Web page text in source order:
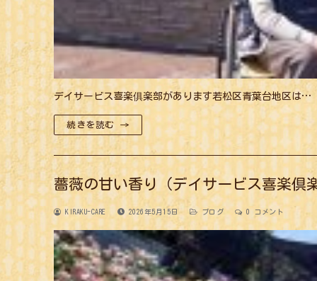
デイサービス喜楽俱楽部があります若松区青葉台地区は…
続きを読む →
薔薇の甘い香り（デイサービス喜楽倶
KIRAKU-CARE 2026年5月15日 ブログ 0 コメント